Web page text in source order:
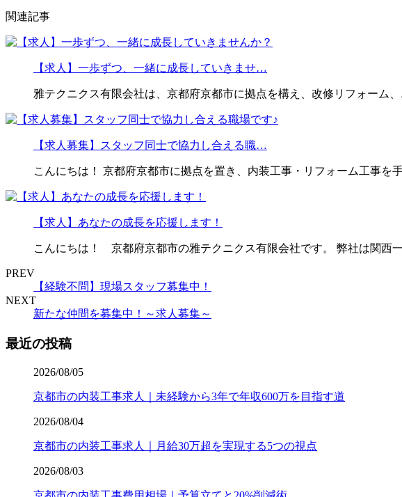
関連記事
【求人】一歩ずつ、一緒に成長していきませ…
雅テクニクス有限会社は、京都府京都市に拠点を構え、改修リフォーム
【求人募集】スタッフ同士で協力し合える職…
こんにちは！ 京都府京都市に拠点を置き、内装工事・リフォーム工事
【求人】あなたの成長を応援します！
こんにちは！ 京都府京都市の雅テクニクス有限会社です。 弊社は関西
PREV
【経験不問】現場スタッフ募集中！
NEXT
新たな仲間を募集中！～求人募集～
最近の投稿
2026/08/05
京都市の内装工事求人｜未経験から3年で年収600万を目指す道
2026/08/04
京都市の内装工事求人｜月給30万超を実現する5つの視点
2026/08/03